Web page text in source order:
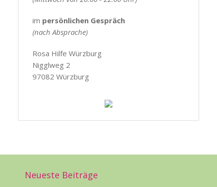
im persönlichen Gespräch
(nach Absprache)
Rosa Hilfe Würzburg
Nigglweg 2
97082 Würzburg
Neueste Beiträge